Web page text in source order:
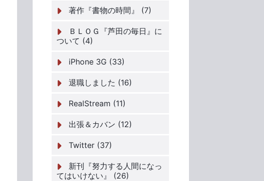
著作『書物の時間』 (7)
ＢＬＯＧ『芦田の毎日』に
ついて (4)
iPhone 3G (33)
退職しました (16)
RealStream (11)
出張＆カバン (12)
Twitter (37)
新刊『努力する人間になっ
てはいけない』 (26)